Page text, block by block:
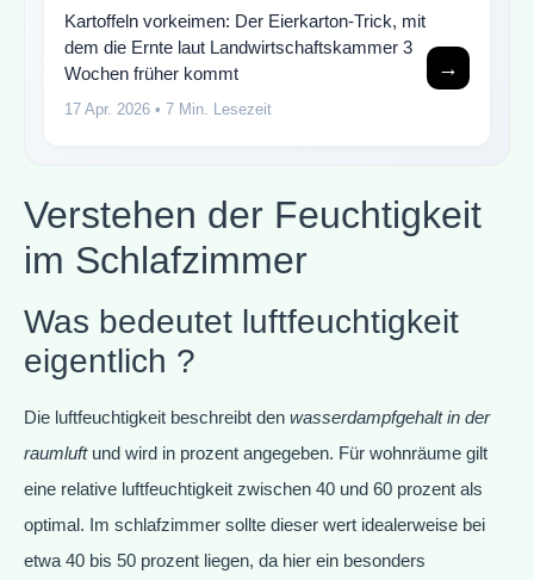
Kartoffeln vorkeimen: Der Eierkarton-Trick, mit
dem die Ernte laut Landwirtschaftskammer 3
Wochen früher kommt
17 Apr. 2026 • 7 Min. Lesezeit
→
Verstehen der Feuchtigkeit
im Schlafzimmer
Was bedeutet luftfeuchtigkeit
eigentlich ?
Die luftfeuchtigkeit beschreibt den wasserdampfgehalt in der
raumluftund wird in prozent angegeben. Für wohnräume gilt
eine relative luftfeuchtigkeit zwischen 40 und 60 prozent als
optimal. Im schlafzimmer sollte dieser wert idealerweise bei
etwa 40 bis 50 prozent liegen, da hier ein besonders